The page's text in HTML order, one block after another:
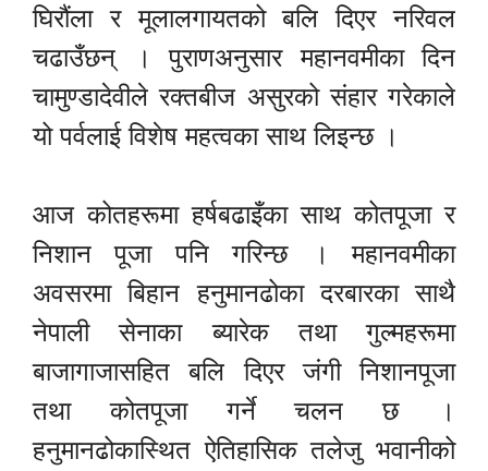
घिरौंला र मूलालगायतको बलि दिएर नरिवल
चढाउँछन् । पुराणअनुसार महानवमीका दिन
चामुण्डादेवीले रक्तबीज असुरको संहार गरेकाले
यो पर्वलाई विशेष महत्वका साथ लिइन्छ ।
आज कोतहरूमा हर्षबढाइँका साथ कोतपूजा र
निशान पूजा पनि गरिन्छ । महानवमीका
अवसरमा बिहान हनुमानढोका दरबारका साथै
नेपाली सेनाका ब्यारेक तथा गुल्महरूमा
बाजागाजासहित बलि दिएर जंगी निशानपूजा
तथा कोतपूजा गर्ने चलन छ ।
हनुमानढोकास्थित ऐतिहासिक तलेजु भवानीको